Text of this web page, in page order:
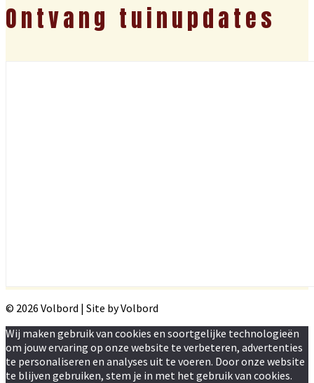
Ontvang tuinupdates
© 2026 Volbord | Site by Volbord
Wij maken gebruik van cookies en soortgelijke technologieën
om jouw ervaring op onze website te verbeteren, advertenties
te personaliseren en analyses uit te voeren. Door onze website
te blijven gebruiken, stem je in met het gebruik van cookies.